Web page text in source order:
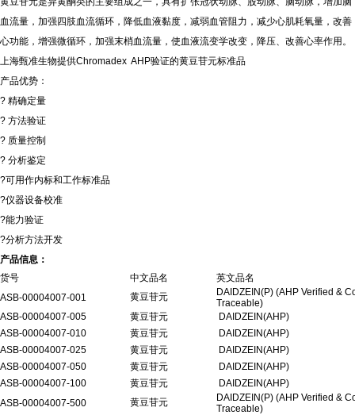
血流量，加强四肢血流循环，降低血液黏度，减弱血管阻力，减少心肌耗氧量，改善
心功能，增强微循环，加强末梢血流量，使血液流变学改变，降压、改善心率作用。
上海甄准生物提供Chromadex AHP验证的黄豆苷元标准品
产品优势：
? 精确定量
? 方法验证
? 质量控制
? 分析鉴定
?可用作内标和工作标准品
?仪器设备校准
?能力验证
?分析方法开发
产品信息：
货号
中文品名
英文品名
ASB-00004007-001
黄豆苷元
DAIDZEIN(P) (AHP Verified &
Traceable)
ASB-00004007-005
黄豆苷元
DAIDZEIN(AHP)
ASB-00004007-010
黄豆苷元
DAIDZEIN(AHP)
ASB-00004007-025
黄豆苷元
DAIDZEIN(AHP)
ASB-00004007-050
黄豆苷元
DAIDZEIN(AHP)
ASB-00004007-100
黄豆苷元
DAIDZEIN(AHP)
ASB-00004007-500
黄豆苷元
DAIDZEIN(P) (AHP Verified &
Traceable)